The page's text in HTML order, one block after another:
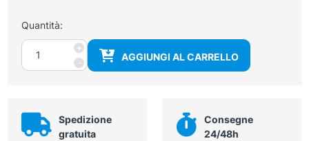
Quantità:
-
Memostick
quantità
+
AGGIUNGI AL CARRELLO
Spedizione
gratuita
Consegne
24/48h